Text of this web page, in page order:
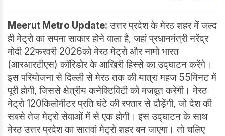
Meerut Metro Update: उत्तर प्रदेश के मेरठ शहर में जल्द
ही मेट्रो का सपना साकार होने वाला है, जहां प्रधानमंत्री नरेंद्र
मोदी 22फरवरी 2026को मेरठ मेट्रो और नामो भारत
(आरआरटीएस) कॉरिडोर के आखिरी हिस्से का उद्घाटन करेंगे।
इस परियोजना से दिल्ली से मेरठ तक की यात्रा महज 55मिनट में
पूरी होगी, जिससे क्षेत्रीय कनेक्टिविटी को मजबूत करेगी। मेरठ
मेट्रो 120किलोमीटर प्रति घंटे की रफ्तार से दौड़ेंगी, जो देश की
सबसे तेज मेट्रो सेवाओं में से एक होगी। इस उद्घाटन के साथ
मेरठ उत्तर प्रदेश का सातवां मेट्रो शहर बन जाएगा। तो चलिए